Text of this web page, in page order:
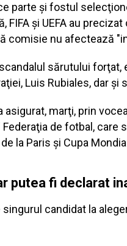
parte şi fostul
FIFA şi UEFA au
comisie nu afectează
scandalul sărutului
Luis Rubiales, dar şi
asigurat, marţi, prin
Federaţia de fotbal,
la Paris şi Cupa
putea fi declarat
candidat la